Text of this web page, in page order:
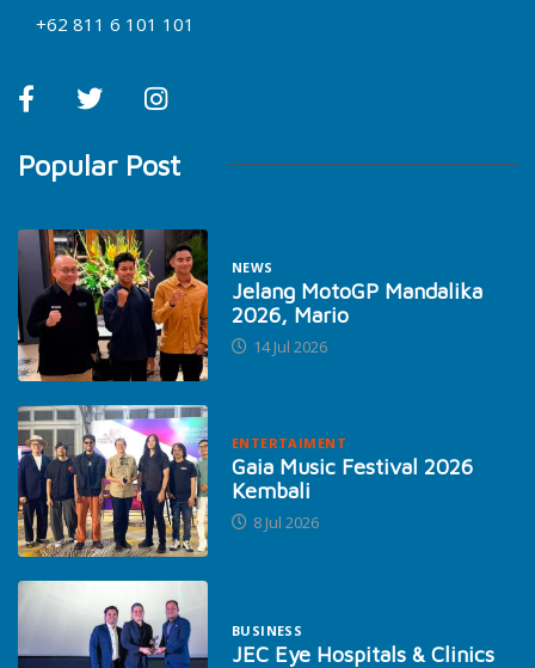
+62 811 6 101 101
Popular Post
NEWS
Jelang MotoGP Mandalika
2026, Mario
14 Jul 2026
ENTERTAIMENT
Gaia Music Festival 2026
Kembali
8 Jul 2026
BUSINESS
JEC Eye Hospitals & Clinics